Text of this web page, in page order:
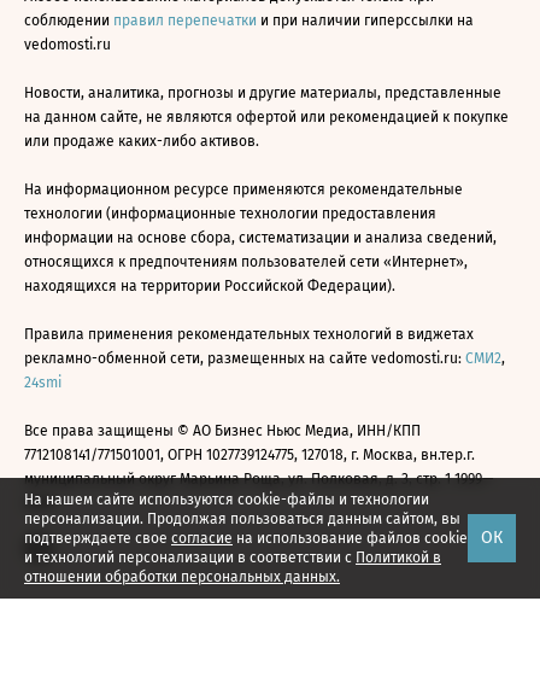
На нашем сайте используются cookie-файлы и технологии
персонализации. Продолжая пользоваться данным сайтом, вы
подтверждаете свое согласие на использование файлов cookie
и технологий персонализации в соответствии с Политикой в
отношении обработки персональных данных.
ОК
соблюдении правил перепечатки и при наличии гиперссылки на
vedomosti.ru
Новости, аналитика, прогнозы и другие материалы, представленные
на данном сайте, не являются офертой или рекомендацией к покупке
или продаже каких-либо активов.
На информационном ресурсе применяются рекомендательные
технологии (информационные технологии предоставления
информации на основе сбора, систематизации и анализа сведений,
относящихся к предпочтениям пользователей сети «Интернет»,
находящихся на территории Российской Федерации).
Правила применения рекомендательных технологий в виджетах
рекламно-обменной сети, размещенных на сайте vedomosti.ru: СМИ2,
24smi
Все права защищены © АО Бизнес Ньюс Медиа, ИНН/КПП
7712108141/771501001, ОГРН 1027739124775, 127018, г. Москва, вн.тер.г.
муниципальный округ Марьина Роща, ул. Полковая, д. 3, стр. 1 1999—
2026